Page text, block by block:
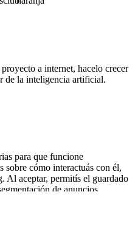
a internet, hacelo crecer
de la inteligencia artificial.
para que funcione
sobre cómo interactuás con él,
Al aceptar, permitís el guardado
de anuncios,